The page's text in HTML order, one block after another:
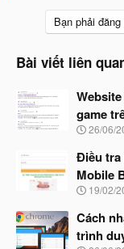
o
n
:
Bạn phải
Bài viết liên
game
N
à
b
ắ
đ
ầ
u
26/06/
Điều tra
Mobile
N
à
b
19/02/
Cách
trình